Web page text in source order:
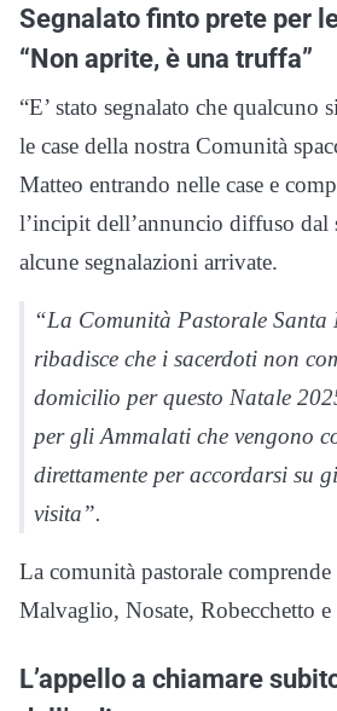
Segnalato finto prete per
“Non aprite, è una truffa”
“E’ stato segnalato che qualcuno
le case della nostra Comunità
Matteo entrando nelle case e
l’incipit dell’annuncio diffuso dal
alcune segnalazioni arrivate.
“La Comunità Pastorale
ribadisce che i sacerdoti non
domicilio per questo Natale
per gli Ammalati che vengono
direttamente per accordarsi su
visita”.
La comunità pastorale
Malvaglio, Nosate, Robecchetto
L’appello a chiamare